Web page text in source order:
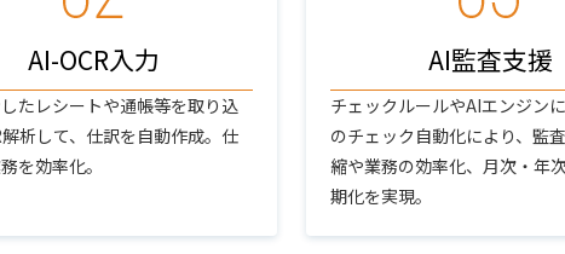
AI-OCR入力
たレシートや通帳等を取り込
析して、仕訳を自動作成。仕
を効率化。
AI監査支援
チェックルールやAIエンジン
のチェック自動化により、監
縮や業務の効率化、月次・年
期化を実現。